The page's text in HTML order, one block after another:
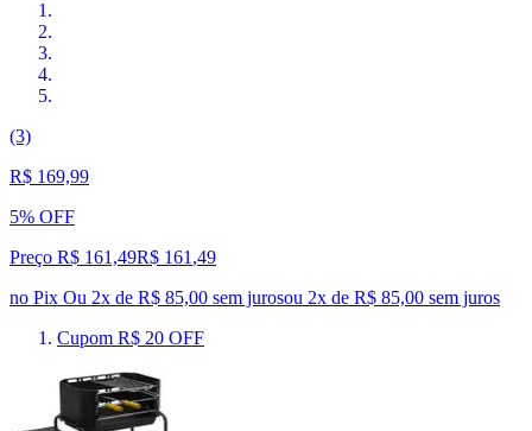
(3)
R$ 169,99
5% OFF
Preço R$ 161,49R$ 161 ,49
no Pix Ou 2x de R$ 85,00 sem jurosou 2x de R$ 85,00 sem juros
Cupom R$ 20 OFF